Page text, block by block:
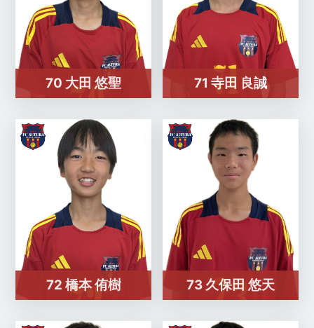
70 大田 悠聖 71 寺田 良誠
72 橋本 侑樹 73 久保田 悠天